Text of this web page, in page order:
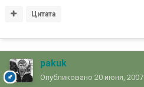
Цитата
pakuk
Опубликовано 20 июня, 2007